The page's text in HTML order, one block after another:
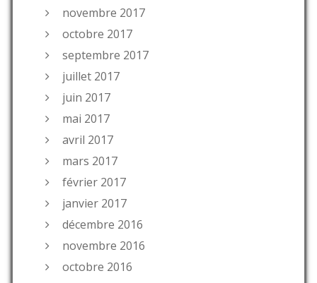
novembre 2017
octobre 2017
septembre 2017
juillet 2017
juin 2017
mai 2017
avril 2017
mars 2017
février 2017
janvier 2017
décembre 2016
novembre 2016
octobre 2016